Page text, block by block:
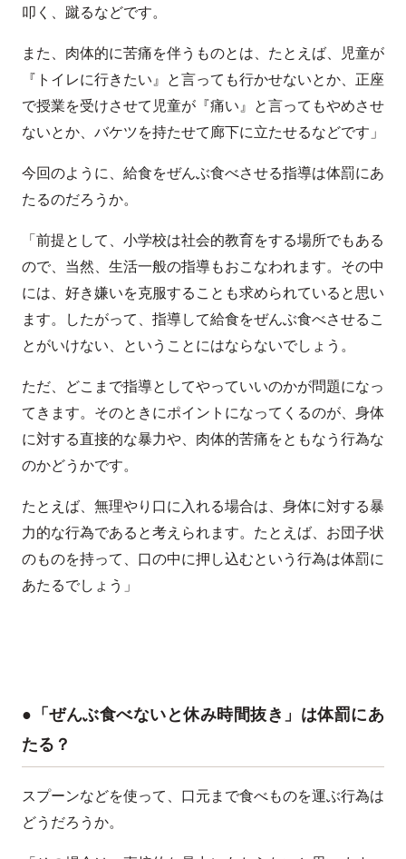
叩く、蹴るなどです。
また、肉体的に苦痛を伴うものとは、たとえば、児童が
『トイレに行きたい』と言っても行かせないとか、正座
で授業を受けさせて児童が『痛い』と言ってもやめさせ
ないとか、バケツを持たせて廊下に立たせるなどです」
今回のように、給食をぜんぶ食べさせる指導は体罰にあ
たるのだろうか。
「前提として、小学校は社会的教育をする場所でもある
ので、当然、生活一般の指導もおこなわれます。その中
には、好き嫌いを克服することも求められていると思い
ます。したがって、指導して給食をぜんぶ食べさせるこ
とがいけない、ということにはならないでしょう。
ただ、どこまで指導としてやっていいのかが問題になっ
てきます。そのときにポイントになってくるのが、身体
に対する直接的な暴力や、肉体的苦痛をともなう行為な
のかどうかです。
たとえば、無理やり口に入れる場合は、身体に対する暴
力的な行為であると考えられます。たとえば、お団子状
のものを持って、口の中に押し込むという行為は体罰に
あたるでしょう」
●「ぜんぶ食べないと休み時間抜き」は体罰にあ
たる？
スプーンなどを使って、口元まで食べものを運ぶ行為は
どうだろうか。